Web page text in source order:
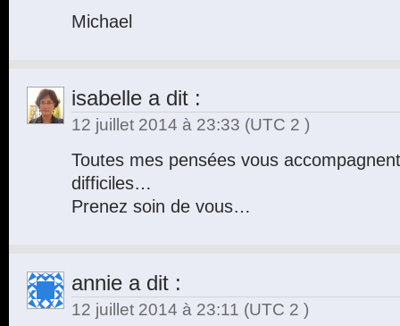
Michael
isabelle a dit :
12 juillet 2014 à 23:33 (UTC 2 )
Toutes mes pensées vous
difficiles…
Prenez soin de vous…
annie a dit :
12 juillet 2014 à 23:11 (UTC 2 )